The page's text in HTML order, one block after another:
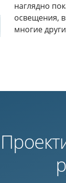
наглядно
освещения,
многие